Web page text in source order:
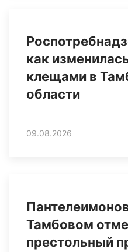
как
клещами в
области
09.08.2026
Тамбовом
престольный